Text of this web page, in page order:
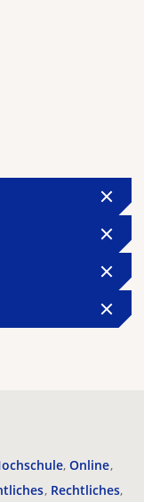
Online
Rechtliches